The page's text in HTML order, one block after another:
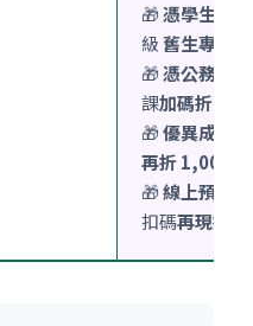
🎁憑學生證/
級舊生專案
🎁憑公務服
課加碼折
🎁優異成績
再折 1,000 元
🎁線上預約
扣碼再現折